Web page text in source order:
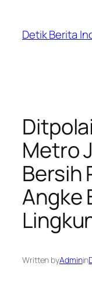
content
Detik Berita
Metro
Bersih
Angke
Written byAdminin